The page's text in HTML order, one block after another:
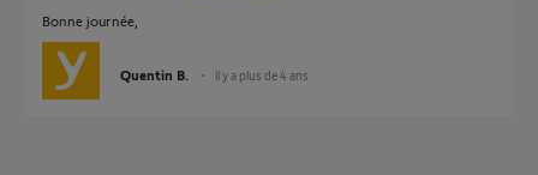
Bonne journée,
Quentin B. il y a plus de 4 ans